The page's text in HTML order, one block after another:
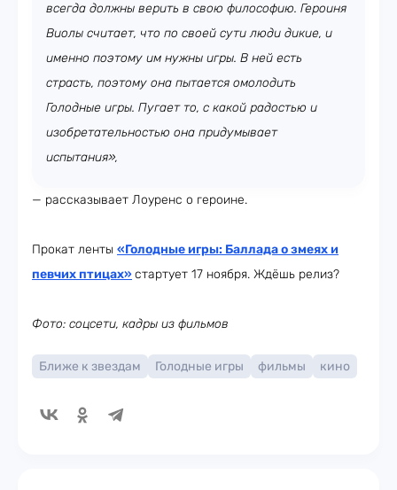
всегда должны верить в свою философию. Героиня
Виолы считает, что по своей сути люди дикие, и
именно поэтому им нужны игры. В ней есть
страсть, поэтому она пытается омолодить
Голодные игры. Пугает то, с какой радостью и
изобретательностью она придумывает
испытания»,
— рассказывает Лоуренс о героине.
Прокат ленты «Голодные игры: Баллада о змеях и
певчих птицах»стартует 17 ноября. Ждёшь релиз?
Фото: соцсети, кадры из фильмов
Ближе к звездам Голодные игры фильмы кино